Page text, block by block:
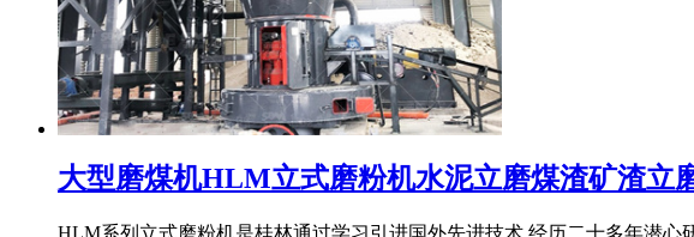
大型磨煤机HLM立式磨粉机水泥立磨煤渣矿渣立
HLM系列立式磨粉机是桂林通过学习引进国外先进技术,经历二十多年潜